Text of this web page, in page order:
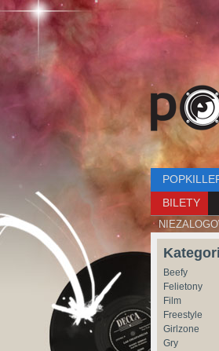
Menu
BILETY
Beefy
Felietony
Film
Freestyle
Girlzone
Gry